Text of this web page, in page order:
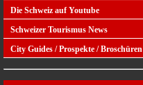
Die Schweiz auf Youtube
Schweizer Tourismus News
City Guides / Prospekte / Broschüren